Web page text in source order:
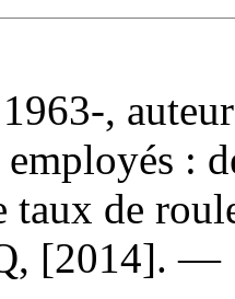
, auteur
employés :
taux de
[2014]. —